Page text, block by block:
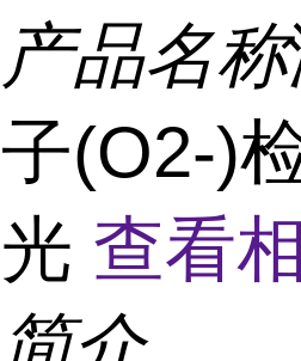
产品名称
子(O2-)
光 查看